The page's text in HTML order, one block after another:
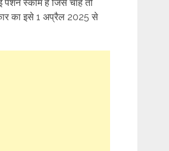
पेंशन स्कीम है जिसे चाहे तो
का इसे 1 अप्रैल 2025 से